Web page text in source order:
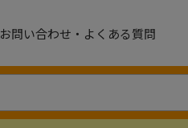
お問い合わせ・よくある質問